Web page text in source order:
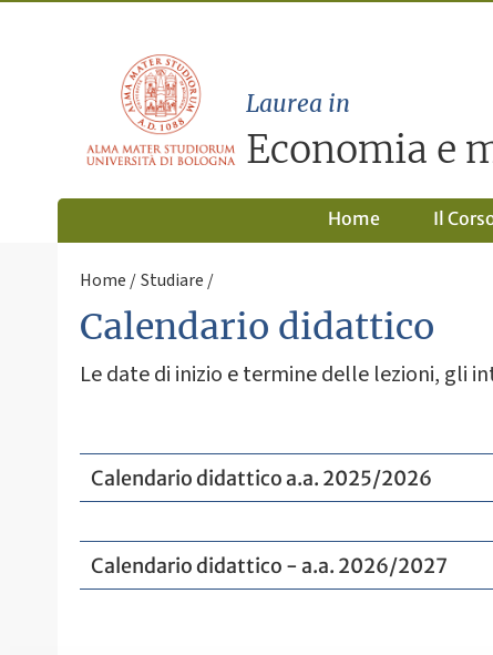
Laurea in
Economia e
Home Il
Home Studiare
Calendario didattico
Le date di inizio e termine delle lezioni, gli
Calendario didattico a.a. 2025/2026
Calendario didattico - a.a. 2026/2027